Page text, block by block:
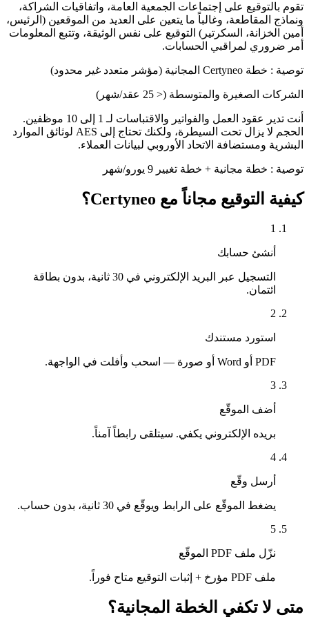
تقوم بالتوقيع على إجتماعات الجمعية العامة، واتفاقيات الشراكة،
ونماذج المقاطعة، وغالباً ما يتعين على العديد من الموقعين (الرئيس،
أمين الخزانة، السكرتير) التوقيع على نفس الوثيقة، وتتبع المعلومات
أمر ضروري لمراقبي الحسابات.
توصية : خطة Certyneo المجانية (مؤشر متعدد غير محدود)
الشركات الصغيرة والمتوسطة (< 25 عقد/شهر)
أنت تدير عقود العمل والفواتير والاقتباسات لـ 1 إلى 10 موظفين.
الحجم لا يزال تحت السيطرة، ولكنك تحتاج إلى AES لوثائق الموارد
البشرية ومستضافة الاتحاد الأوروبي لبيانات العملاء.
توصية : خطة مجانية + خطة تغيير 9 يورو/شهر
كيفية التوقيع مجاناً مع Certyneo؟
1
أنشئ حسابك
التسجيل عبر البريد الإلكتروني في 30 ثانية، بدون بطاقة
ائتمان.
2
استورد مستندك
PDF أو Word أو صورة — اسحب وأفلت في الواجهة.
3
أضف الموقّع
بريده الإلكتروني يكفي. سيتلقى رابطاً آمناً.
4
أرسل وقّع
يضغط الموقّع على الرابط ويوقّع في 30 ثانية، بدون حساب.
5
نزّل ملف PDF الموقّع
ملف PDF مؤرخ + إثبات التوقيع متاح فوراً.
متى لا تكفي الخطة المجانية؟